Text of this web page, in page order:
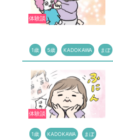
体験談
1歳 5歳 KADOKAWA まぼ
体験談
1歳 KADOKAWA まぼ